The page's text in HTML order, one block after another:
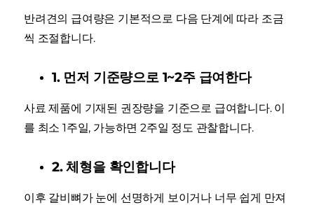
반려견의 급여량은 기본적으로 다음 단계에 따라 조금
씩 조절합니다.
1. 먼저 기준량으로 1~2주 급여한다
사료 제품에 기재된 권장량을 기준으로 급여합니다. 이
를 최소 1주일, 가능하면 2주일 정도 관찰합니다.
2. 체형을 확인합니다
이후 갈비뼈가 눈에 선명하게 보이거나 너무 쉽게 만져